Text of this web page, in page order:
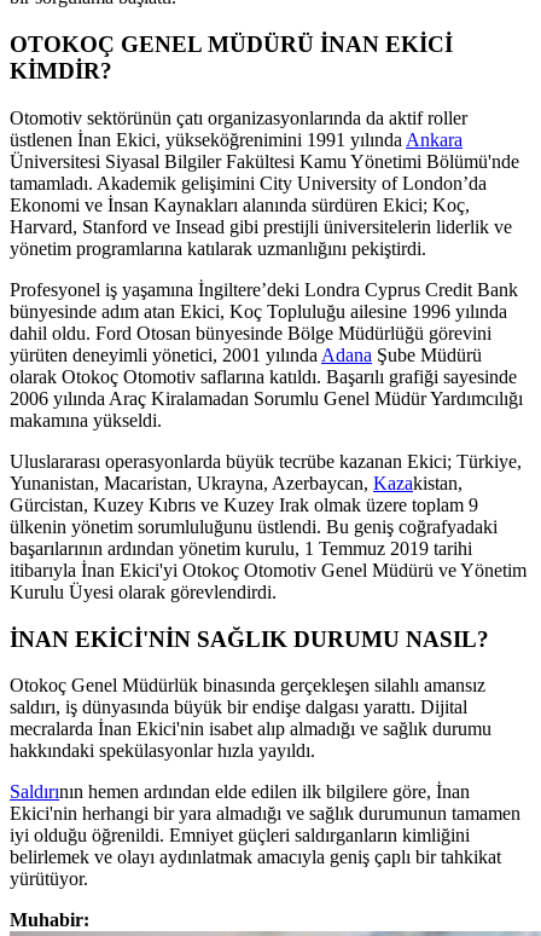
OTOKOÇ GENEL MÜDÜRÜ İNAN EKİCİ
KİMDİR?
Otomotiv sektörünün çatı organizasyonlarında da aktif roller
üstlenen İnan Ekici, yükseköğrenimini 1991 yılında Ankara
Üniversitesi Siyasal Bilgiler Fakültesi Kamu Yönetimi Bölümü'nde
tamamladı. Akademik gelişimini City University of London’da
Ekonomi ve İnsan Kaynakları alanında sürdüren Ekici; Koç,
Harvard, Stanford ve Insead gibi prestijli üniversitelerin liderlik ve
yönetim programlarına katılarak uzmanlığını pekiştirdi.
Profesyonel iş yaşamına İngiltere’deki Londra Cyprus Credit Bank
bünyesinde adım atan Ekici, Koç Topluluğu ailesine 1996 yılında
dahil oldu. Ford Otosan bünyesinde Bölge Müdürlüğü görevini
yürüten deneyimli yönetici, 2001 yılında Adana Şube Müdürü
olarak Otokoç Otomotiv saflarına katıldı. Başarılı grafiği sayesinde
2006 yılında Araç Kiralamadan Sorumlu Genel Müdür Yardımcılığı
makamına yükseldi.
Uluslararası operasyonlarda büyük tecrübe kazanan Ekici; Türkiye,
Yunanistan, Macaristan, Ukrayna, Azerbaycan, Kazakistan,
Gürcistan, Kuzey Kıbrıs ve Kuzey Irak olmak üzere toplam 9
ülkenin yönetim sorumluluğunu üstlendi. Bu geniş coğrafyadaki
başarılarının ardından yönetim kurulu, 1 Temmuz 2019 tarihi
itibarıyla İnan Ekici'yi Otokoç Otomotiv Genel Müdürü ve Yönetim
Kurulu Üyesi olarak görevlendirdi.
İNAN EKİCİ'NİN SAĞLIK DURUMU NASIL?
Otokoç Genel Müdürlük binasında gerçekleşen silahlı amansız
saldırı, iş dünyasında büyük bir endişe dalgası yarattı. Dijital
mecralarda İnan Ekici'nin isabet alıp almadığı ve sağlık durumu
hakkındaki spekülasyonlar hızla yayıldı.
Saldırının hemen ardından elde edilen ilk bilgilere göre, İnan
Ekici'nin herhangi bir yara almadığı ve sağlık durumunun tamamen
iyi olduğu öğrenildi. Emniyet güçleri saldırganların kimliğini
belirlemek ve olayı aydınlatmak amacıyla geniş çaplı bir tahkikat
yürütüyor.
Muhabir: